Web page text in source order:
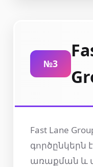
№3
Fast Lane
գործընկերն
առաքման և